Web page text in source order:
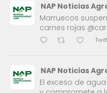
NAP Noticias
Marruecos
carnes rojas
NAP Noticias
El exceso de